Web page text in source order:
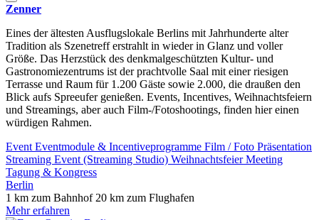
Zenner
Eines der ältesten Ausflugslokale Berlins mit Jahrhunderte alter
Tradition als Szenetreff erstrahlt in wieder in Glanz und voller
Größe. Das Herzstück des denkmalgeschützten Kultur- und
Gastronomiezentrums ist der prachtvolle Saal mit einer riesigen
Terrasse und Raum für 1.200 Gäste sowie 2.000, die draußen den
Blick aufs Spreeufer genießen. Events, Incentives, Weihnachtsfeiern
und Streamings, aber auch Film-/Fotoshootings, finden hier einen
würdigen Rahmen.
Event Eventmodule & Incentiveprogramme Film / Foto Präsentation
Streaming Event (Streaming Studio) WeihnachtsfeierMeeting
Tagung & Kongress
Berlin
1 km zum Bahnhof 20 km zum Flughafen
Mehr erfahren